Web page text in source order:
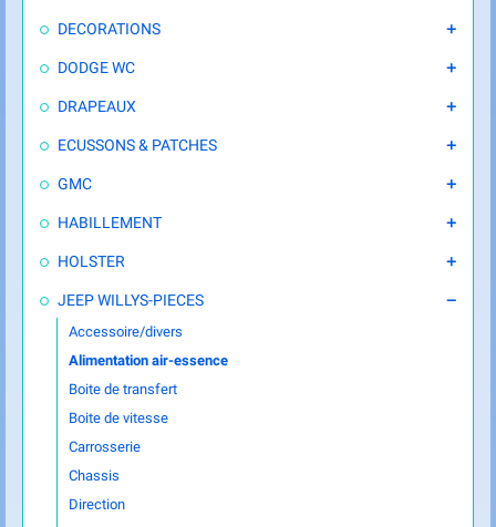
DECORATIONS 
DODGE WC 
DRAPEAUX 
ECUSSONS & PATCHES 
GMC 
HABILLEMENT 
HOLSTER 
JEEP WILLYS-PIECES 
Accessoire/divers
Alimentation air-essence
Boite de transfert
Boite de vitesse
Carrosserie
Chassis
Direction